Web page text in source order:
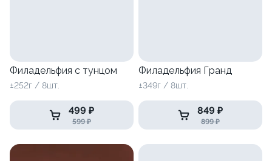
Филадельфия с тунцом
±252г / 8шт.
499 ₽
599 ₽
Филадельфия Гранд
±349г / 8шт.
849 ₽
899 ₽